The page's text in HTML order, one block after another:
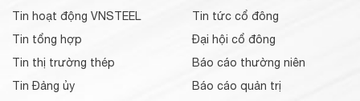
Tin hoạt động VNSTEEL
Tin tổng hợp
Tin thị trường thép
Tin Đảng ủy
Tin tức cổ đông
Đại hội cổ đông
Báo cáo thường niên
Báo cáo quản trị